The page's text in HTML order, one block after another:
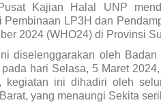
Kajian Halal UNP
Pembinaan LP3H dan
2024 (WHO24) di Provinsi
diselenggarakan oleh
hari Selasa, 5 Maret
kegiatan ini dihadiri oleh
yang menaungi Sekita